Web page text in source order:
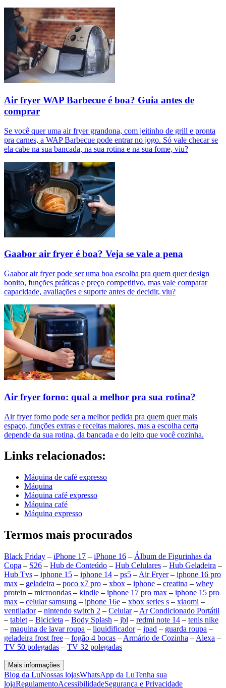
Air fryer WAP Barbecue é boa? Guia antes de
comprar
Se você quer uma air fryer grandona, com jeitinho de grill e pronta
pra carnes, a WAP Barbecue pode entrar no jogo. Só vale checar se
ela cabe na sua bancada, na sua rotina e na sua fome, viu?
Gaabor air fryer é boa? Veja se vale a pena
Gaabor air fryer pode ser uma boa escolha pra quem quer design
bonito, funções práticas e preço competitivo, mas vale comparar
capacidade, avaliações e suporte antes de decidir, viu?
Air fryer forno: qual a melhor pra sua rotina?
Air fryer forno pode ser a melhor pedida pra quem quer mais
espaço, funções extras e receitas maiores, mas a escolha certa
depende da sua rotina, da bancada e do jeito que você cozinha.
Links relacionados:
Máquina de café expresso
Máquina
Máquina café expresso
Máquina café
Máquina expresso
Termos mais procurados
Black Friday – iPhone 17 – iPhone 16 – Álbum de Figurinhas da
Copa – S26 – Hub de Conteúdo – Hub Celulares – Hub Geladeira –
Hub Tvs – iphone 15 – iphone 14 – ps5 – Air Fryer– iphone 16 pro
max – geladeira – poco x7 pro – xbox – iphone – creatina – whey
protein – microondas – kindle – iphone 17 pro max – iphone 15 pro
max – celular samsung – iphone 16e – xbox series s – xiaomi –
ventilador– nintendo switch 2 – Celular– Ar Condicionado Portátil
– tablet – Bicicleta – Body Splash – jbl – redmi note 14 – tenis nike
– maquina de lavar roupa – liquidificador– ipad – guarda roupa –
geladeira frost free – fogão 4 bocas – Armário de Cozinha – Alexa –
TV 50 polegadas – TV 32 polegadas
Mais informações
Blog da LuNossas lojasWhatsApp da LuTenha sua
lojaRegulamentoAcessibilidadeSegurança e Privacidade